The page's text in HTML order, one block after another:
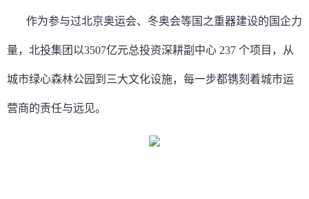
作为参与过北京奥运会、冬奥会等国之重器建设的国企力
量，北投集团以3507亿元总投资深耕副中心 237 个项目，从
城市绿心森林公园到三大文化设施，每一步都镌刻着城市运
营商的责任与远见。